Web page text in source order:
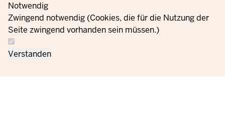
Notwendig
Zwingend notwendig (Cookies, die für die Nutzung der
Seite zwingend vorhanden sein müssen.)
Verstanden
Ci
contatti
Informazioni
sulla